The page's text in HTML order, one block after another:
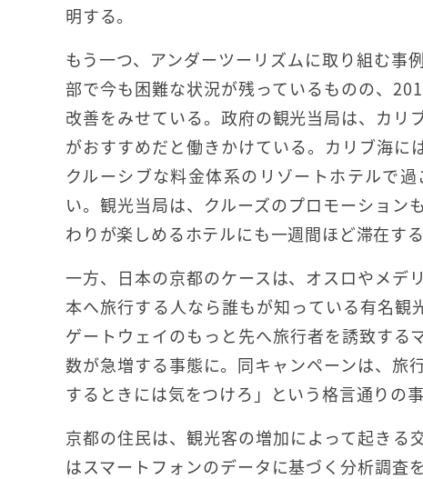
明する。
もう一つ、アンダーツーリズムに取り組む事
部で今も困難な状況が残っているものの、
改善をみせている。政府の観光当局は、カリ
がおすすめだと働きかけている。カリブ海に
クルーシブな料金体系のリゾートホテルで
い。観光当局は、クルーズのプロモーション
わりが楽しめるホテルにも一週間ほど滞在す
一方、日本の京都のケースは、オスロやメデ
本へ旅行する人なら誰もが知っている有名
ゲートウェイのもっと先へ旅行者を誘致する
数が急増する事態に。同キャンペーンは、旅
するときには気をつけろ」という格言通りの
京都の住民は、観光客の増加によって起きる
はスマートフォンのデータに基づく分析調査